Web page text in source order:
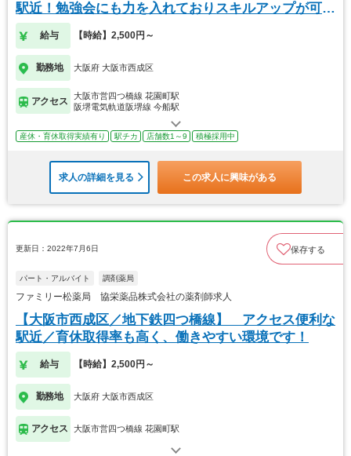
駅近！勉強会にも力を入れておりスキルアップが可能
です
給与 【時給】2,500円～
勤務地 大阪府 大阪市西成区
アクセス
大阪市営四つ橋線 花園町駅
阪堺電気軌道阪堺線 今船駅
産休・育休取得実績有り 駅チカ 店舗数1～9 積極採用中
求人の詳細を見る この求人に興味がある
更新日：2022年7月6日 保存する
パート・アルバイト 調剤薬局
ファミリー松薬局 協栄薬品株式会社の薬剤師求人
【大阪市西成区／地下鉄四つ橋線】 アクセス便利な
駅近／育休取得率も高く、働きやすい環境です！
給与 【時給】2,500円～
勤務地 大阪府 大阪市西成区
アクセス 大阪市営四つ橋線 花園町駅